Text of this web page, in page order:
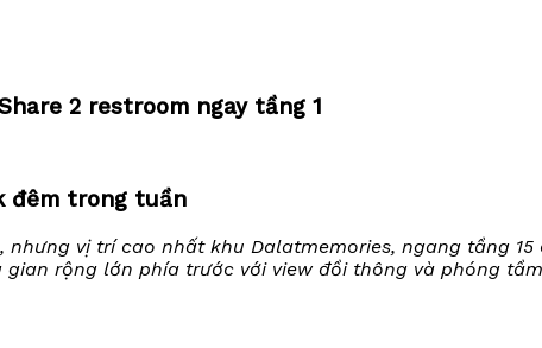
2 restroom ngay tầng 1
đêm trong tuần
vị trí cao nhất khu Dalatmemories, ngang tầng
rộng lớn phía trước với view đồi thông và phóng